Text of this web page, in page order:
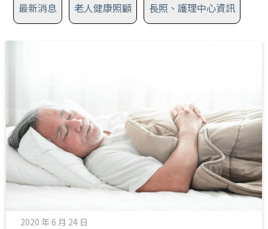
最新消息 老人健康照顧 長照、護理中心資訊
2020 年 6 月 24 日